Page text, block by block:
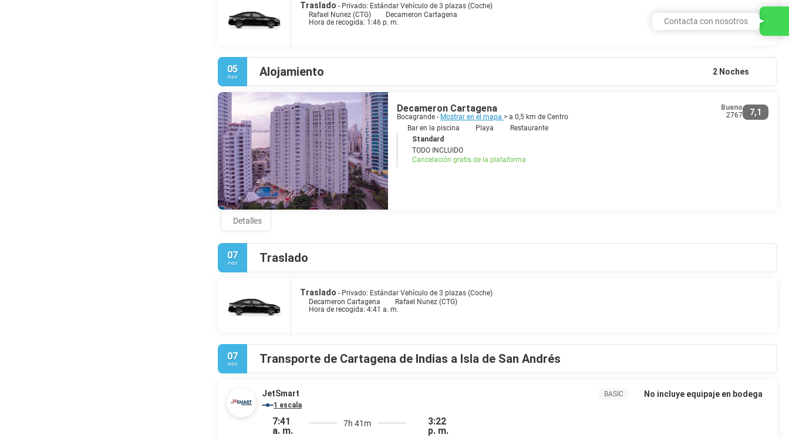
Traslado - Privado: Estándar Vehículo de 3 plazas (Coche)
Rafael Nunez (CTG)
Decameron Cartagena
Hora de recogida: 1:46 p. m.
05
nov Alojamiento 2 Noches
Decameron Cartagena
Bocagrande - Mostrar en el mapa > a 0,5 km de Centro
7,1
Bueno
2767
Bar en la piscina
Playa
Restaurante
Standard
TODO INCLUIDO
Cancelación gratis de la plataforma
Detalles
07
nov Traslado
Traslado - Privado: Estándar Vehículo de 3 plazas (Coche)
Decameron Cartagena
Rafael Nunez (CTG)
Hora de recogida: 4:41 a. m.
07
nov Transporte de Cartagena de Indias a Isla de San Andrés
JetSmart
1 escala
7:41
a. m.
7h 41m
3:22
p. m.
BASIC No incluye equipaje en bodega
Contacta con nosotros